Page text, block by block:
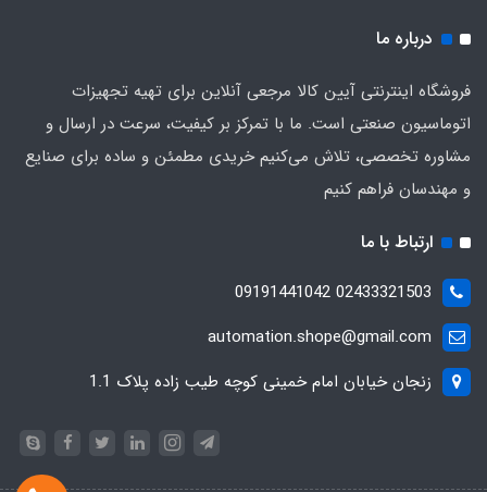
درباره ما
فروشگاه اینترنتی آیین کالا مرجعی آنلاین برای تهیه تجهیزات
اتوماسیون صنعتی است. ما با تمرکز بر کیفیت، سرعت در ارسال و
مشاوره تخصصی، تلاش می‌کنیم خریدی مطمئن و ساده برای صنایع
و مهندسان فراهم کنیم
ارتباط با ما
02433321503 09191441042
automation.shope@gmail.com
زنجان خیابان امام خمینی کوچه طیب زاده پلاک 1.1